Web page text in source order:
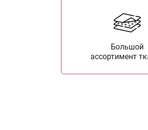
Большой
ассортимент